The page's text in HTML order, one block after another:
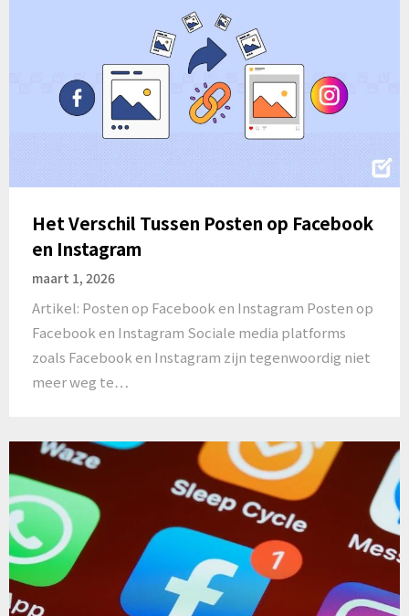
Het Verschil Tussen Posten op Facebook
en Instagram
maart 1, 2026
Artikel: Posten op Facebook en Instagram Posten op
Facebook en Instagram Sociale media platforms
zoals Facebook en Instagram zijn tegenwoordig niet
meer weg te…